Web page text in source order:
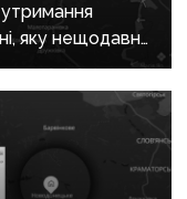
яку нещодавно